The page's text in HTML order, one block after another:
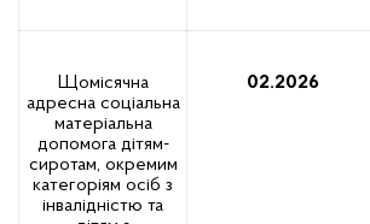
Щомісячна
адресна соціальна
матеріальна
допомога дітям-
сиротам, окремим
категоріям осіб з
інвалідністю та
02.2026